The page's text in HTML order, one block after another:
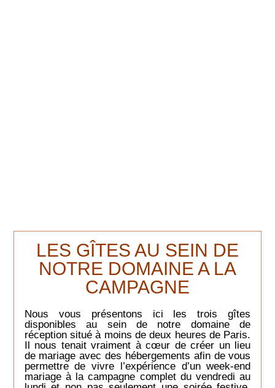
LES GÎTES AU SEIN DE
NOTRE DOMAINE A LA
CAMPAGNE
Nous vous présentons ici les trois gîtes
disponibles au sein de notre domaine de
réception situé à moins de deux heures de Paris.
Il nous tenait vraiment à cœur de créer un lieu
de mariage avec des hébergements afin de vous
permettre de vivre l’expérience d’un week-end
mariage à la campagne complet du vendredi au